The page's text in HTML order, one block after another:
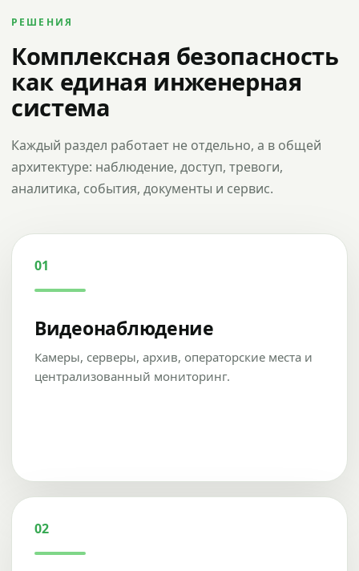
РЕШЕНИЯ
Комплексная безопасность
как единая инженерная
система
Каждый раздел работает не отдельно, а в общей
архитектуре: наблюдение, доступ, тревоги,
аналитика, события, документы и сервис.
01
Видеонаблюдение
Камеры, серверы, архив, операторские места и
централизованный мониторинг.
02